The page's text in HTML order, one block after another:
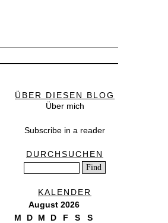
ÜBER DIESEN BLOG
Über mich
Subscribe in a reader
DURCHSUCHEN
KALENDER
August 2026
M
D M D F S S